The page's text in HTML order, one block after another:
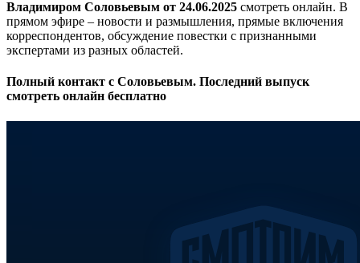
Владимиром Соловьевым от 24.06.2025 смотреть онлайн. В
прямом эфире – новости и размышления, прямые включения
корреспондентов, обсуждение повестки с признанными
экспертами из разных областей.
Полный контакт с Соловьевым. Последний выпуск
смотреть онлайн бесплатно